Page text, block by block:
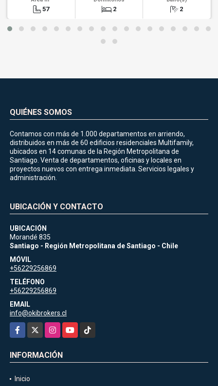
57 2 2
QUIÉNES SOMOS
Contamos con más de 1.000 departamentos en arriendo,
distribuidos en más de 60 edificios residenciales Multifamily,
ubicados en 14 comunas de la Región Metropolitana de
Santiago. Venta de departamentos, oficinas y locales en
proyectos nuevos con entrega inmediata. Servicios legales y
administración.
UBICACIÓN Y CONTACTO
UBICACIÓN
Morandé 835
Santiago - Región Metropolitana de Santiago - Chile
MÓVIL
+56229256869
TELÉFONO
+56229256869
EMAIL
info@okibrokers.cl
Facebook
InstagramYouTubeTikTok
INFORMACIÓN
Inicio